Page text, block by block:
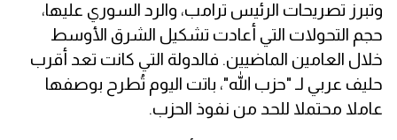
وتبرز تصريحات الرئيس ترامب، والرد السوري عليها،
حجم التحولات التي أعادت تشكيل الشرق الأوسط
خلال العامين الماضيين. فالدولة التي كانت تعد أقرب
حليف عربي لـ "حزب الله"، باتت اليوم تُطرح بوصفها
عاملا محتملا للحد من نفوذ الحزب.